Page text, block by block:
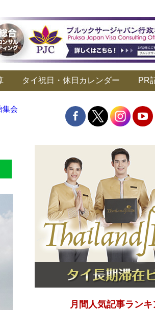
タイ祝日・休日カレンダー PR
集会
月間人気記事ランキ